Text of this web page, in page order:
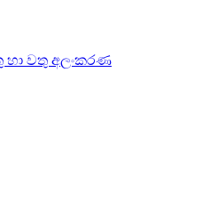
හා වතු අලංකරණ